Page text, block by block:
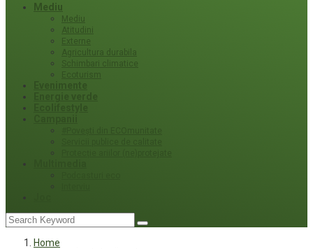
Mediu
Mediu
Atitudini
Externe
Agricultura durabila
Schimbari climatice
Ecoturism
Home